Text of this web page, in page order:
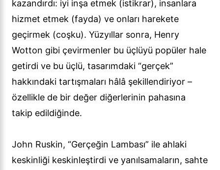
kazandırdı: iyi inşa etmek (istikrar), insanlara
hizmet etmek (fayda) ve onları harekete
geçirmek (coşku). Yüzyıllar sonra, Henry
Wotton gibi çevirmenler bu üçlüyü popüler hale
getirdi ve bu üçlü, tasarımdaki “gerçek”
hakkındaki tartışmaları hâlâ şekillendiriyor –
özellikle de bir değer diğerlerinin pahasına
takip edildiğinde.
John Ruskin, “Gerçeğin Lambası” ile ahlaki
keskinliği keskinleştirdi ve yanılsamaların, sahte